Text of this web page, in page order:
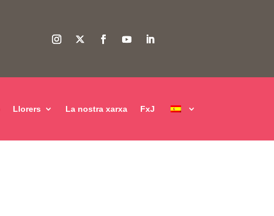
Llorers La nostra xarxa FxJ